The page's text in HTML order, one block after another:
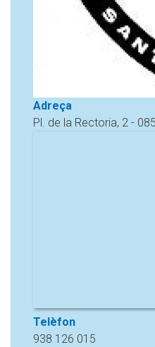
Adreça
Pl. de la Rectoria, 2 -
Telèfon
938 126 015